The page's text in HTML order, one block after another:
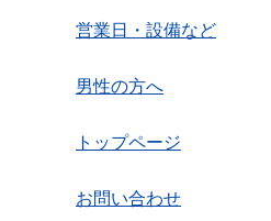
営業日・設備など
男性の方へ
トップページ
お問い合わせ